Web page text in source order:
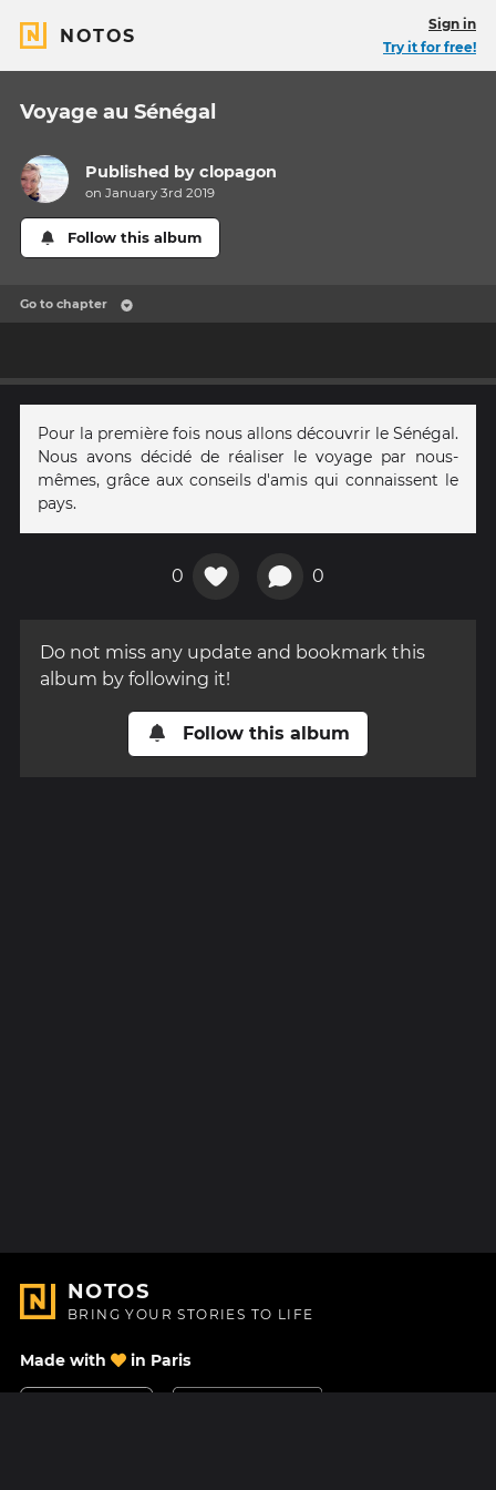
NOTOS
Sign in
Try it for free!
Voyage au Sénégal
Published byclopagon
on January 3rd 2019
Follow this album
Go to chapter
Pour la première fois nous allons découvrir le Sénégal.
Nous avons décidé de réaliser le voyage par nous-
mêmes, grâce aux conseils d'amis qui connaissent le
pays.
0 0
Do not miss any update and bookmark this
album by following it!
Follow this album
NOTOS
BRING YOUR STORIES TO LIFE
Made with in Paris